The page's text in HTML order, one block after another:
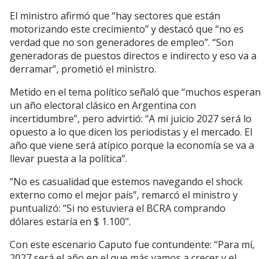
El ministro afirmó que “hay sectores que están
motorizando este crecimiento” y destacó que “no es
verdad que no son generadores de empleo”. “Son
generadoras de puestos directos e indirecto y eso va a
derramar”, prometió el ministro.
Metido en el tema político señaló que “muchos esperan
un año electoral clásico en Argentina con
incertidumbre”, pero advirtió: “A mi juicio 2027 será lo
opuesto a lo que dicen los periodistas y el mercado. El
año que viene será atípico porque la economía se va a
llevar puesta a la política”.
“No es casualidad que estemos navegando el shock
externo como el mejor país”, remarcó el ministro y
puntualizó: “Si no estuviera el BCRA comprando
dólares estaría en $ 1.100".
Con este escenario Caputo fue contundente: “Para mí,